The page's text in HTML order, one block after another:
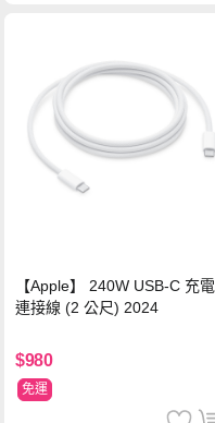
【Apple】 240W USB-C 充電
連接線 (2 公尺) 2024
$980
免運